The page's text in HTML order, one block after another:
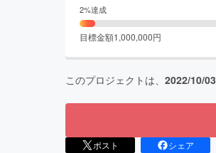
2%達成
目標金額1,000,000円
このプロジェクトは、 2022/10/03
ポスト シェア